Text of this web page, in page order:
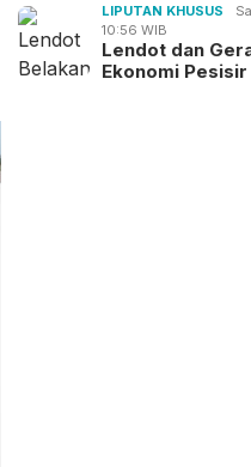
LIPUTAN KHUSUS
10:56 WIB
Lendot dan
Ekonomi